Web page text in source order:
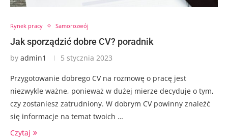
Rynek pracy Samorozwój
Jak sporządzić dobre CV? poradnik
by admin1 5 stycznia 2023
Przygotowanie dobrego CV na rozmowę o pracę jest
niezwykle ważne, ponieważ w dużej mierze decyduje o tym,
czy zostaniesz zatrudniony. W dobrym CV powinny znaleźć
się informacje na temat twoich …
Czytaj